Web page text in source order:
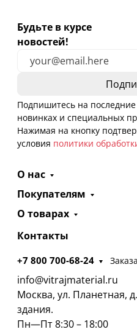
Будьте в курсе
новостей!
Подпишитесь на
новинках и специальных
Нажимая на кнопку
условия политики
О нас
Покупателям
О товарах
Контакты
+7 800 700-68-24
info@vitrajmaterial.ru
Москва, ул. Планетная,
здания.
Пн—Пт 8:30 – 18:00